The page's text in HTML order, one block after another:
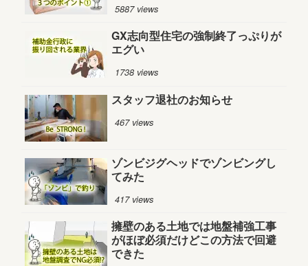
5887 views
GX志向型住宅の強制終了っぷりが
エグい
1738 views
スタッフ退社のお知らせ
467 views
ゾンビジグヘッドでゾンビングし
てみた
417 views
擁壁のある土地では地盤補強工事
がほぼ必須だけどこの方法で回避
できた